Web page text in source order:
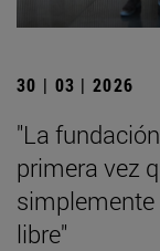
30 | 03 | 2026
"La
primera vez
simplemente
libre"